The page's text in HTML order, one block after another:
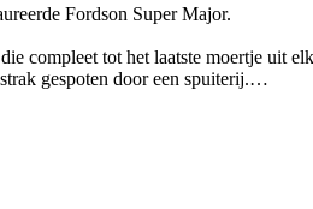
Fordson Super Major.
compleet tot het laatste moertje uit
gespoten door een spuiterij.
volledig gereviseerd.